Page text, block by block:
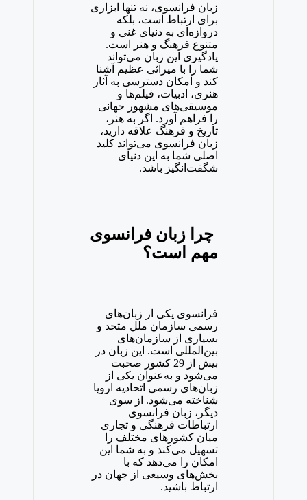
زبان فرانسوی، نه تنها ابزاری
برای ارتباط است، بلکه
دروازه‌ای به دنیای غنی و
متنوع فرهنگ و هنر است.
یادگیری این زبان می‌تواند
شما را با میراثی عظیم آشنا
کند و امکان دسترسی به آثار
هنری، ادبیات، فیلم‌ها و
موسیقی‌های مشهور جهانی
را فراهم آورد. اگر به هنر،
تاریخ و فرهنگ علاقه دارید،
زبان فرانسوی می‌تواند کلید
اصلی شما به این دنیای
شگفت‌انگیز باشد.
چرا زبان فرانسوی
مهم است؟
فرانسوی یکی از زبان‌های
رسمی سازمان ملل متحد و
بسیاری از سازمان‌های
بین‌المللی است. این زبان در
بیش از 29 کشور صحبت
می‌شود و به‌عنوان یکی از
زبان‌های رسمی اتحادیه اروپا
شناخته می‌شود. از سوی
دیگر، زبان فرانسوی
ارتباطات فرهنگی و تجاری
میان کشورهای مختلف را
تسهیل می‌کند و به شما این
امکان را می‌دهد که با
بخش‌های وسیعی از جهان در
ارتباط باشید.